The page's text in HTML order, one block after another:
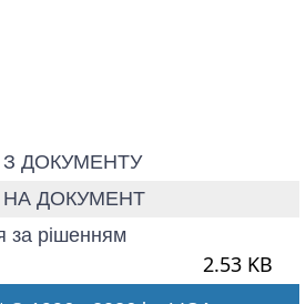
ДОКУМЕНТУ
ДОКУМЕНТ
за рішенням
2.53 KB